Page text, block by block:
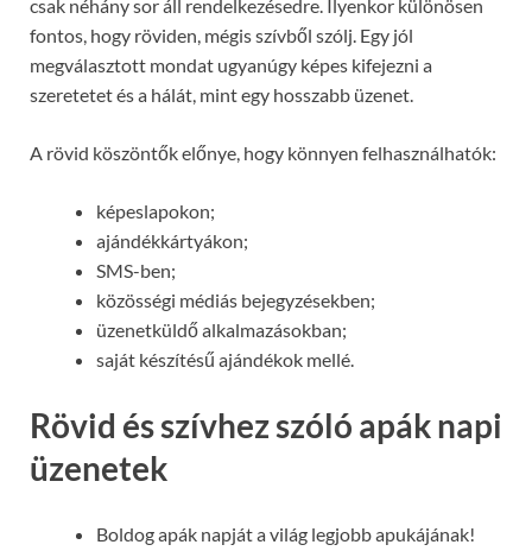
csak néhány sor áll rendelkezésedre. Ilyenkor különösen
fontos, hogy röviden, mégis szívből szólj. Egy jól
megválasztott mondat ugyanúgy képes kifejezni a
szeretetet és a hálát, mint egy hosszabb üzenet.
A rövid köszöntők előnye, hogy könnyen felhasználhatók:
képeslapokon;
ajándékkártyákon;
SMS-ben;
közösségi médiás bejegyzésekben;
üzenetküldő alkalmazásokban;
saját készítésű ajándékok mellé.
Rövid és szívhez szóló apák napi
üzenetek
Boldog apák napját a világ legjobb apukájának!